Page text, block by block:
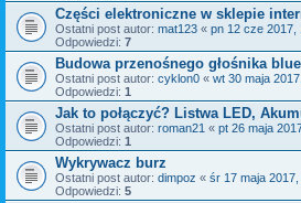
Części elektroniczne w sklepie
Ostatni post autor: mat123 « pn 12 cze 2017,
Odpowiedzi: 7
Budowa przenośnego głośnika
Ostatni post autor: cyklon0 « wt 30 maja
Odpowiedzi: 1
Jak to połączyć? Listwa LED,
Ostatni post autor: roman21 « pt 26 maja
Odpowiedzi: 1
Wykrywacz burz
Ostatni post autor: dimpoz « śr 17 maja 2017,
Odpowiedzi: 5